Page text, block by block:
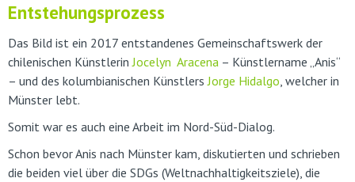
Entstehungsprozess
Das Bild ist ein 2017 entstandenes Gemeinschaftswerk der
chilenischen KünstlerinJocelyn Aracena – Künstlername „Anis“
– und des kolumbianischen KünstlersJorge Hidalgo, welcher in
Münster lebt.
Somit war es auch eine Arbeit im Nord-Süd-Dialog.
Schon bevor Anis nach Münster kam, diskutierten und schrieben
die beiden viel über die SDGs (Weltnachhaltigkeitsziele), die